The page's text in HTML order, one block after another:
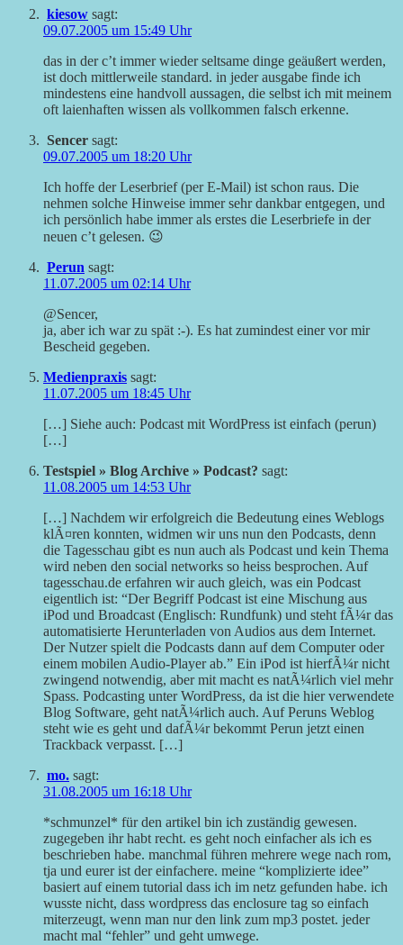
kiesow sagt:
09.07.2005 um 15:49 Uhr
das in der c’t immer wieder seltsame dinge geäußert werden,
ist doch mittlerweile standard. in jeder ausgabe finde ich
mindestens eine handvoll aussagen, die selbst ich mit meinem
oft laienhaften wissen als vollkommen falsch erkenne.
Sencer sagt:
09.07.2005 um 18:20 Uhr
Ich hoffe der Leserbrief (per E-Mail) ist schon raus. Die
nehmen solche Hinweise immer sehr dankbar entgegen, und
ich persönlich habe immer als erstes die Leserbriefe in der
neuen c’t gelesen. 😉
Perun sagt:
11.07.2005 um 02:14 Uhr
@Sencer,
ja, aber ich war zu spät :-). Es hat zumindest einer vor mir
Bescheid gegeben.
Medienpraxis sagt:
11.07.2005 um 18:45 Uhr
[…] Siehe auch: Podcast mit WordPress ist einfach (perun)
[…]
Testspiel » Blog Archive » Podcast? sagt:
11.08.2005 um 14:53 Uhr
[…] Nachdem wir erfolgreich die Bedeutung eines Weblogs
klÃ¤ren konnten, widmen wir uns nun den Podcasts, denn
die Tagesschau gibt es nun auch als Podcast und kein Thema
wird neben den social networks so heiss besprochen. Auf
tagesschau.de erfahren wir auch gleich, was ein Podcast
eigentlich ist: “Der Begriff Podcast ist eine Mischung aus
iPod und Broadcast (Englisch: Rundfunk) und steht fÃ¼r das
automatisierte Herunterladen von Audios aus dem Internet.
Der Nutzer spielt die Podcasts dann auf dem Computer oder
einem mobilen Audio-Player ab.” Ein iPod ist hierfÃ¼r nicht
zwingend notwendig, aber mit macht es natÃ¼rlich viel mehr
Spass. Podcasting unter WordPress, da ist die hier verwendete
Blog Software, geht natÃ¼rlich auch. Auf Peruns Weblog
steht wie es geht und dafÃ¼r bekommt Perun jetzt einen
Trackback verpasst. […]
mo. sagt:
31.08.2005 um 16:18 Uhr
*schmunzel* für den artikel bin ich zuständig gewesen.
zugegeben ihr habt recht. es geht noch einfacher als ich es
beschrieben habe. manchmal führen mehrere wege nach rom,
tja und eurer ist der einfachere. meine “komplizierte idee”
basiert auf einem tutorial dass ich im netz gefunden habe. ich
wusste nicht, dass wordpress das enclosure tag so einfach
miterzeugt, wenn man nur den link zum mp3 postet. jeder
macht mal “fehler” und geht umwege.